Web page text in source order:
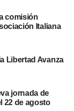
comisión
Italiana
Libertad Avanza
jornada de
22 de agosto